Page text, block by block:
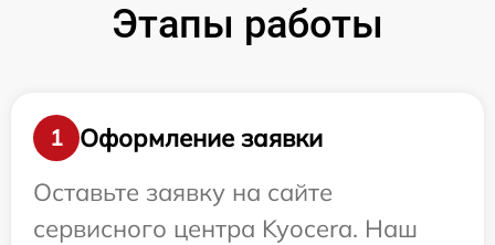
Этапы работы
1
Оформление заявки
Оставьте заявку на сайте
сервисного центра Kyocera. Наш